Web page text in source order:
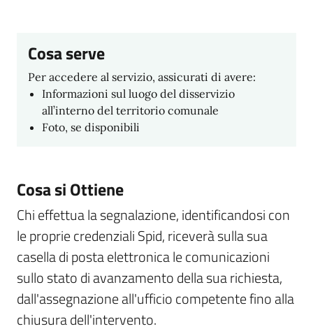
Cosa serve
Per accedere al servizio, assicurati di avere:
Informazioni sul luogo del disservizio
all’interno del territorio comunale
Foto, se disponibili
Cosa si Ottiene
Chi effettua la segnalazione, identificandosi con
le proprie credenziali Spid, riceverà sulla sua
casella di posta elettronica le comunicazioni
sullo stato di avanzamento della sua richiesta,
dall'assegnazione all'ufficio competente fino alla
chiusura dell'intervento.